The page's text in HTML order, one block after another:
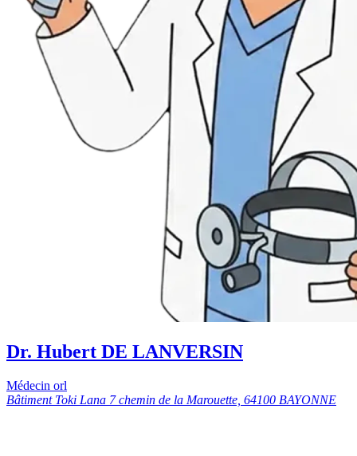
Dr. Hubert DE LANVERSIN
Médecin orl
Bâtiment Toki Lana 7 chemin de la Marouette, 64100 BAYONNE